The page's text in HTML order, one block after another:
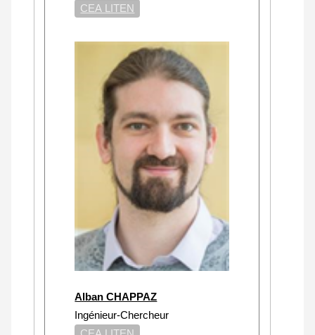
CEA LITEN
Alban CHAPPAZ
Ingénieur-Chercheur